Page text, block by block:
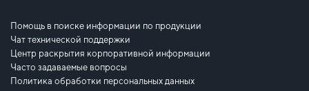
Помощь в поиске информации по продукции
Чат технической поддержки
Центр раскрытия корпоративной информации
Часто задаваемые вопросы
Политика обработки персональных данных